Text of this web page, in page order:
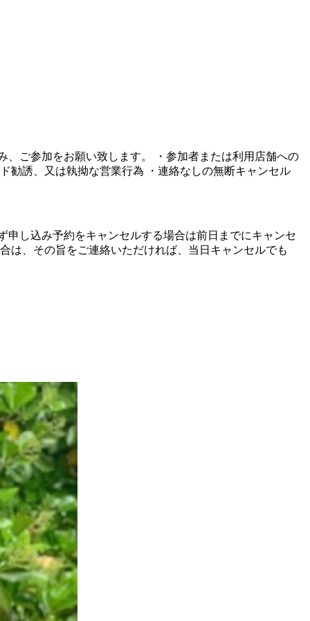
ご参加をお願い致します。 ・参加者または利用店舗への
勧誘、又は執拗な営業行為 ・連絡なしの無断キャンセル
し込み予約をキャンセルする場合は前日までにキャンセ
は、その旨をご連絡いただければ、当日キャンセルでも